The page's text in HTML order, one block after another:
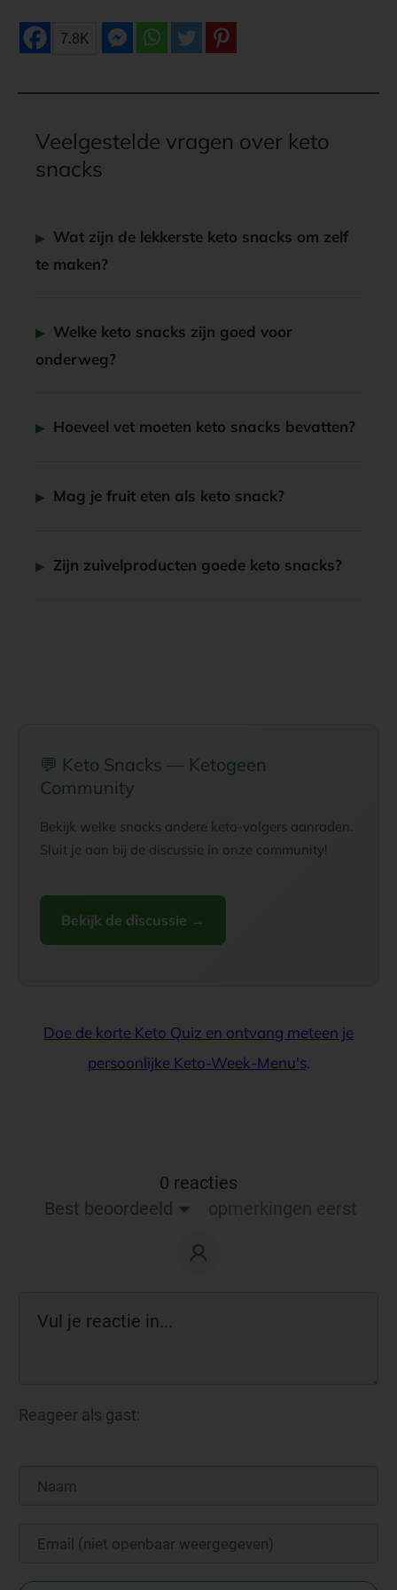
7.8K
Veelgestelde vragen over keto
snacks
Wat zijn de lekkerste keto snacks om zelf
te maken?
Welke keto snacks zijn goed voor
onderweg?
Hoeveel vet moeten keto snacks bevatten?
Mag je fruit eten als keto snack?
Zijn zuivelproducten goede keto snacks?
💬 Keto Snacks — Ketogeen
Community
Bekijk welke snacks andere keto-volgers aanraden.
Sluit je aan bij de discussie in onze community!
Bekijk de discussie →
Doe de korte Keto Quiz en ontvang meteen je
persoonlijke Keto-Week-Menu's.
0 reacties
Best beoordeeld
opmerkingen eerst
Reageer als gast: